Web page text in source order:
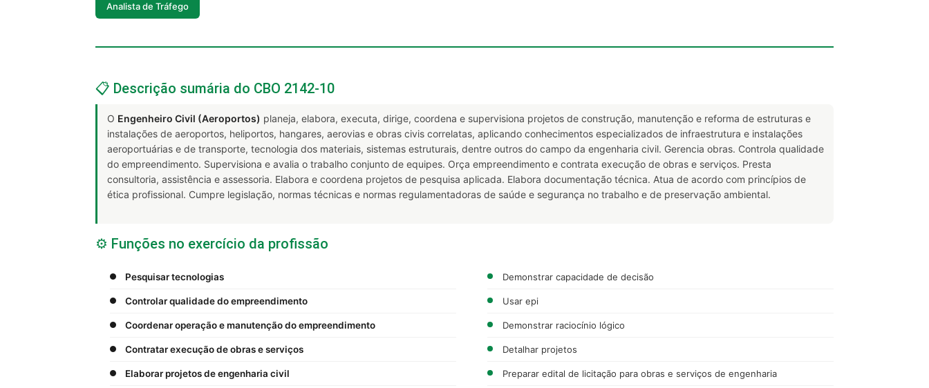
Analista de Tráfego
📋 Descrição sumária do CBO 2142-10
O Engenheiro Civil (Aeroportos) planeja, elabora, executa, dirige, coordena e supervisiona projetos de construção, manutenção e reforma de estruturas e
instalações de aeroportos, heliportos, hangares, aerovias e obras civis correlatas, aplicando conhecimentos especializados de infraestrutura e instalações
aeroportuárias e de transporte, tecnologia dos materiais, sistemas estruturais, dentre outros do campo da engenharia civil. Gerencia obras. Controla qualidade
do empreendimento. Supervisiona e avalia o trabalho conjunto de equipes. Orça empreendimento e contrata execução de obras e serviços. Presta
consultoria, assistência e assessoria. Elabora e coordena projetos de pesquisa aplicada. Elabora documentação técnica. Atua de acordo com princípios de
ética profissional. Cumpre legislação, normas técnicas e normas regulamentadoras de saúde e segurança no trabalho e de preservação ambiental.
⚙️ Funções no exercício da profissão
Pesquisar tecnologias
Controlar qualidade do empreendimento
Coordenar operação e manutenção do empreendimento
Contratar execução de obras e serviços
Elaborar projetos de engenharia civil
Demonstrar capacidade de decisão
Usar epi
Demonstrar raciocínio lógico
Detalhar projetos
Preparar edital de licitação para obras e serviços de engenharia